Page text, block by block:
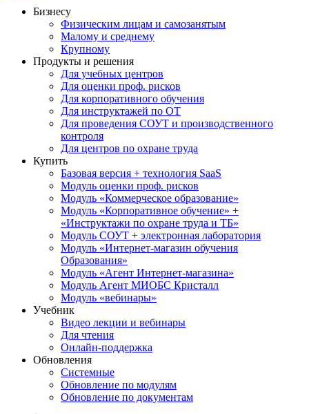
Бизнесу
Физическим лицам и самозанятым
Малому и среднему
Крупному
Продукты и решения
Для учебных центров
Для оценки проф. рисков
Для корпоративного обучения
Для инструктажей по ОТ
Для проведения СОУТ и производственного
контроля
Для центров по охране труда
Купить
Базовая версия + технология SaaS
Модуль оценки проф. рисков
Модуль «Коммерческое образование»
Модуль «Корпоративное обучение» +
«Инструктажи по охране труда и ТБ»
Модуль СОУТ + электронная лаборатория
Модуль «Интернет-магазин обучения
Образования»
Модуль «Агент Интернет-магазина»
Модуль Агент МИОБС Кристалл
Модуль «вебинары»
Учебник
Видео лекции и вебинары
Для чтения
Онлайн-поддержка
Обновления
Системные
Обновление по модулям
Обновление по документам